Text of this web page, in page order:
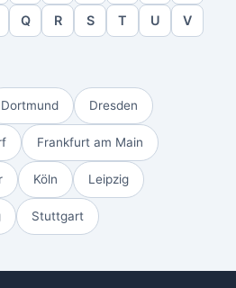
Q R S T U V
Dortmund Dresden
Frankfurt am Main
Köln Leipzig
Stuttgart